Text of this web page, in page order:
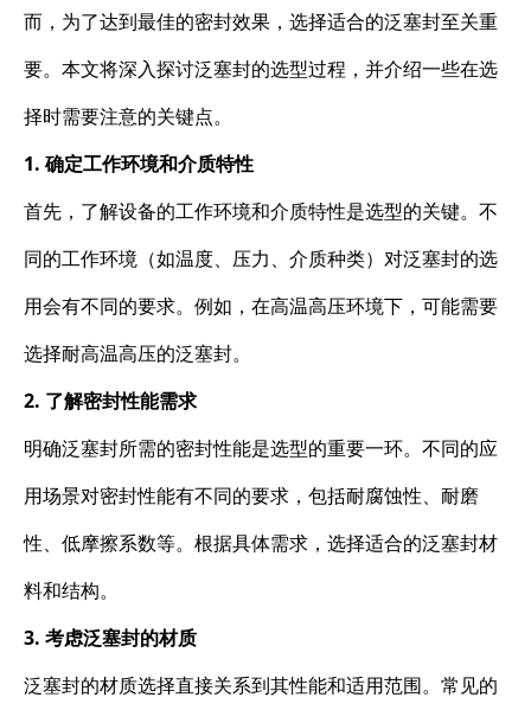
而，为了达到最佳的密封效果，选择适合的泛塞封至关重
要。本文将深入探讨泛塞封的选型过程，并介绍一些在选
择时需要注意的关键点。
1. 确定工作环境和介质特性
首先，了解设备的工作环境和介质特性是选型的关键。不
同的工作环境（如温度、压力、介质种类）对泛塞封的选
用会有不同的要求。例如，在高温高压环境下，可能需要
选择耐高温高压的泛塞封。
2. 了解密封性能需求
明确泛塞封所需的密封性能是选型的重要一环。不同的应
用场景对密封性能有不同的要求，包括耐腐蚀性、耐磨
性、低摩擦系数等。根据具体需求，选择适合的泛塞封材
料和结构。
3. 考虑泛塞封的材质
泛塞封的材质选择直接关系到其性能和适用范围。常见的